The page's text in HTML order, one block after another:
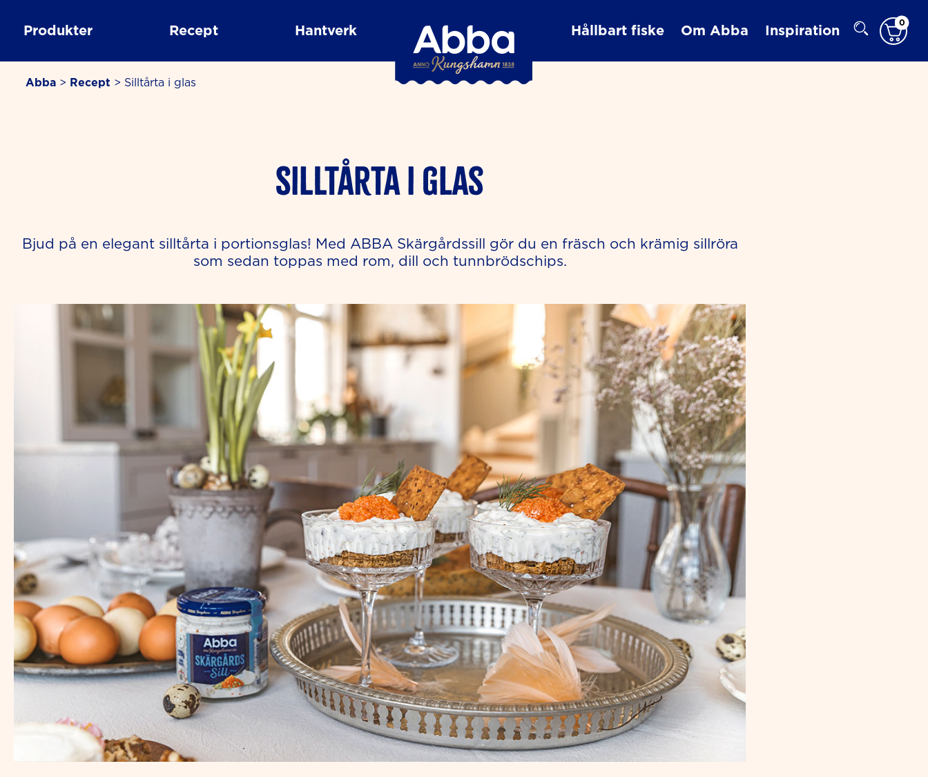
Produkter Recept Hantverk Hållbart fiske Om Abba Inspiration 0
Abba> Recept > Silltårta i glas
Silltårta i glas
Bjud på en elegant silltårta i portionsglas! Med ABBA Skärgårdssill gör du en fräsch och krämig sillröra
som sedan toppas med rom, dill och tunnbrödschips.